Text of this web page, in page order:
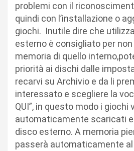
problemi con il
quindi con l’installazione o
giochi. Inutile dire che
esterno è consigliato per
memoria di quello
priorità ai dischi dalle
recarvi su Archivio e da li
interessato e scegliere la
QUI”, in questo modo i giochi
automaticamente scaricati
disco esterno. A memoria
passerà automaticamente